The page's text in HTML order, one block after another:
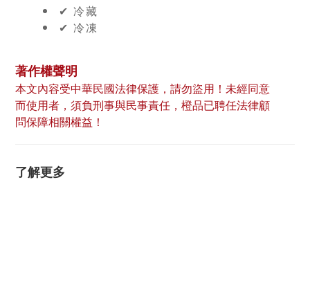
✔︎ 冷藏
✔︎ 冷凍
著作權聲明
本文內容受中華民國法律保護，請勿盜用！未經同意
而使用者，須負刑事與民事責任，橙品已聘任法律顧
問保障相關權益！
了解更多